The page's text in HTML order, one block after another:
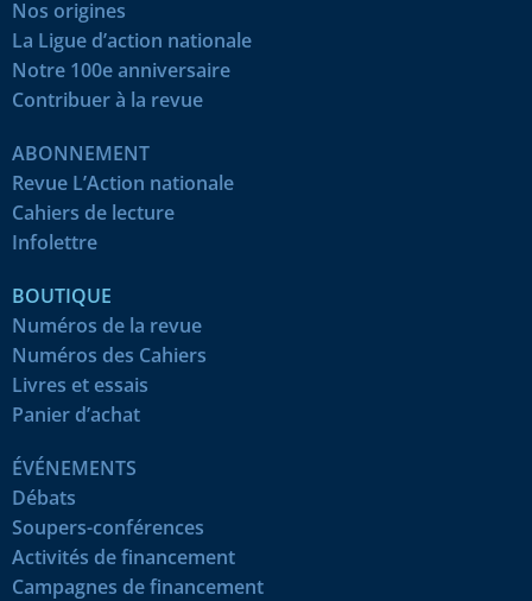
Nos origines
La Ligue d’action nationale
Notre 100e anniversaire
Contribuer à la revue
ABONNEMENT
Revue L’Action nationale
Cahiers de lecture
Infolettre
BOUTIQUE
Numéros de la revue
Numéros des Cahiers
Livres et essais
Panier d’achat
ÉVÉNEMENTS
Débats
Soupers-conférences
Activités de financement
Campagnes de financement